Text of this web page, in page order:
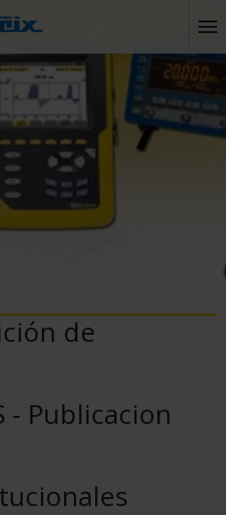
de
- Publicacion